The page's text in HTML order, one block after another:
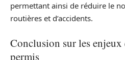
permettant ainsi de réduire le
routières et d’accidents.
Conclusion sur les enjeux
permis